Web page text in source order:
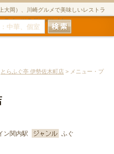
大岡）、川崎グルメで美味しいレストラ
スイーツのグルメサイト
とらふぐ亭 伊勢佐木町店 > メニュー・プ
ン関内駅
ふぐ